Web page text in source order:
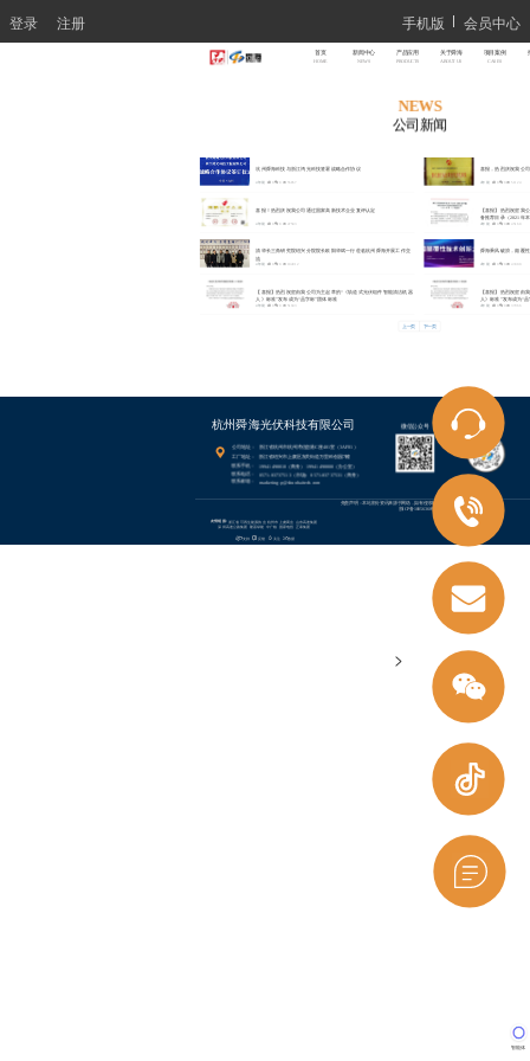
登录 注册 手机版 会员中心
HOME NEWS PRODUCTS ABOUT US CASES
首页 新闻中心 产品应用 关于舜海 项目案例
>
NEWS
公司新闻
杭州舜海科技与浙江鸿光科技签署战略合作协议
4年前 0 0 55857
喜报，热烈庆祝我公
4年前 0 0 51124
喜报！热烈庆祝我公司通过国家高新技术企业复评认定
4年前 0 0 47503
【喜报】热烈祝贺我
备推荐目录（2021年
4年前 0 0 45160
清华长三角研究院绍兴分院院长欧阳华斌一行莅临杭州舜海开展工作交
流
4年前 0 0 104912
舜海乘风破浪，颠覆
4年前 0 0 43300
【喜报】热烈祝贺由我公司为主起草的“《轨道式光伏组件智能清洁机器
人》标准”发布成为“品字标”团体标准
4年前 0 0 51943
【喜报】热烈祝贺由
人》标准”发布成为“
4年前 0 0 37966
上一页 下一页
联系手机：
联系电话：
联系邮箱：
19941498818（商务） 19941498808（办公室）
0571-83737513（市场） 0571-83737531（商务）
公司地址：   浙江省杭州市杭州湾信息港C座401室（3AF01）
免责声明：本站部分资讯来源于网络，如有侵权请及时联系客服，我们将尽快处理
杭州舜海光伏科技有限公司
marketing-p@shunhaitech.com
微信公众号 抖音号
工厂地址：   浙江省绍兴市上虞区东关街道万里科创园7幢
浙ICP备18056360号-4
友情链接: 浙江省可再生能源协会 杭州市上虞商会 山东高速集团
深圳高速公路集团 隆基绿能 中广核 国家电投 正泰集团
支持 反馈 关注 数据